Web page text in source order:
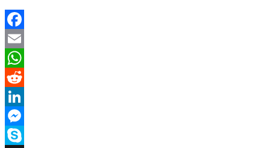
Facebook
Email
WhatsApp
Reddit
LinkedIn
Messenger